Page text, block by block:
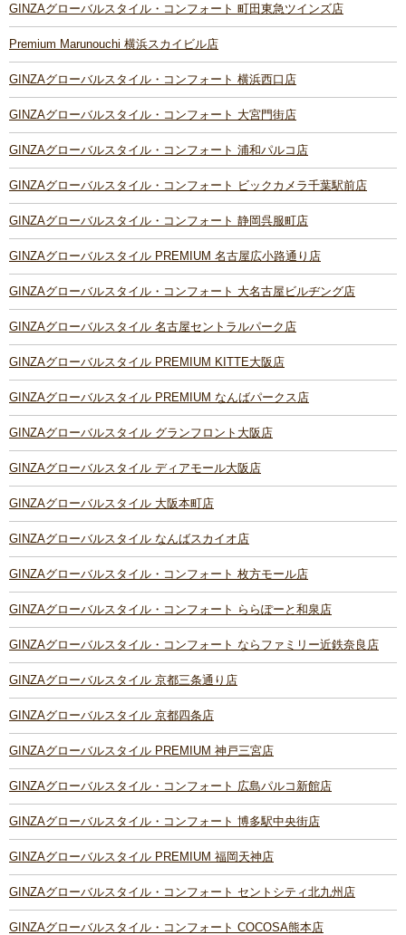
GINZAグローバルスタイル・コンフォート 町田東急ツインズ店
Premium Marunouchi 横浜スカイビル店
GINZAグローバルスタイル・コンフォート 横浜西口店
GINZAグローバルスタイル・コンフォート 大宮門街店
GINZAグローバルスタイル・コンフォート 浦和パルコ店
GINZAグローバルスタイル・コンフォート ビックカメラ千葉駅前店
GINZAグローバルスタイル・コンフォート 静岡呉服町店
GINZAグローバルスタイル PREMIUM 名古屋広小路通り店
GINZAグローバルスタイル・コンフォート 大名古屋ビルヂング店
GINZAグローバルスタイル 名古屋セントラルパーク店
GINZAグローバルスタイル PREMIUM KITTE大阪店
GINZAグローバルスタイル PREMIUM なんばパークス店
GINZAグローバルスタイル グランフロント大阪店
GINZAグローバルスタイル ディアモール大阪店
GINZAグローバルスタイル 大阪本町店
GINZAグローバルスタイル なんばスカイオ店
GINZAグローバルスタイル・コンフォート 枚方モール店
GINZAグローバルスタイル・コンフォート ららぽーと和泉店
GINZAグローバルスタイル・コンフォート ならファミリー近鉄奈良店
GINZAグローバルスタイル 京都三条通り店
GINZAグローバルスタイル 京都四条店
GINZAグローバルスタイル PREMIUM 神戸三宮店
GINZAグローバルスタイル・コンフォート 広島パルコ新館店
GINZAグローバルスタイル・コンフォート 博多駅中央街店
GINZAグローバルスタイル PREMIUM 福岡天神店
GINZAグローバルスタイル・コンフォート セントシティ北九州店
GINZAグローバルスタイル・コンフォート COCOSA熊本店